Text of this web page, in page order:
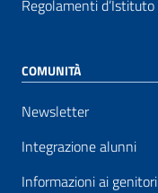
Regolamenti d’Istituto
COMUNITÀ
Newsletter
Integrazione alunni
Informazioni ai genitori